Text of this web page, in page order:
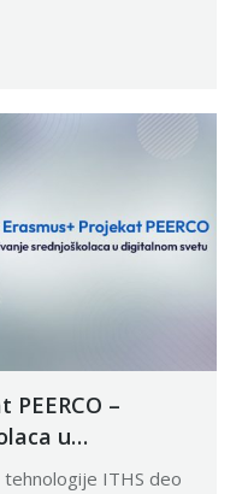
–
u
tehnologije ITHS deo